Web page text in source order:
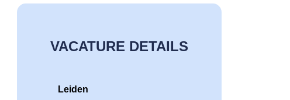
VACATURE DETAILS
Leiden